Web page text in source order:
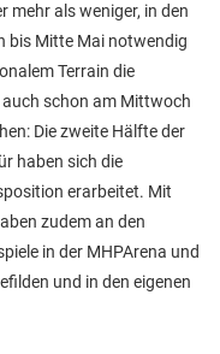
mehr als weniger, in den
bis Mitte Mai notwendig
Terrain die
schon am Mittwoch
Die zweite Hälfte der
haben sich die
erarbeitet. Mit
zudem an den
in der MHPArena und
und in den eigenen